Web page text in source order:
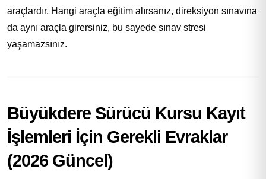
araçlardır. Hangi araçla eğitim alırsanız, direksiyon sınavına
da aynı araçla girersiniz, bu sayede sınav stresi
yaşamazsınız.
Büyükdere Sürücü Kursu Kayıt
İşlemleri İçin Gerekli Evraklar
(2026 Güncel)